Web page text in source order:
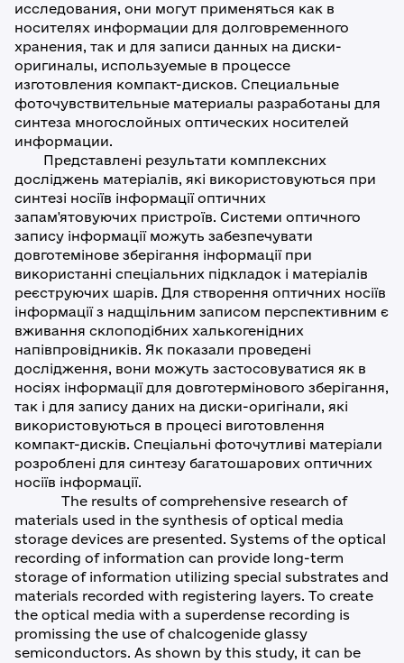
исследования, они могут применяться как в
носителях информации для долговременного
хранения, так и для записи данных на диски-
оригиналы, используемые в процессе
изготовления компакт-дисков. Специальные
фоточувствительные материалы разработаны для
синтеза многослойных оптических носителей
информации.
Представлені результати комплексних
досліджень матеріалів, які використовуються при
синтезі носіїв інформації оптичних
запам'ятовуючих пристроїв. Системи оптичного
запису інформації можуть забезпечувати
довготемінове зберігання інформації при
використанні спеціальних підкладок і матеріалів
реєструючих шарів. Для створення оптичних носіїв
інформації з надщільним записом перспективним є
вживання склоподібних халькогенідних
напівпровідників. Як показали проведені
дослідження, вони можуть застосовуватися як в
носіях інформації для довготермінового зберігання,
так і для запису даних на диски-оригінали, які
використовуються в процесі виготовлення
компакт-дисків. Спеціальні фоточутливі матеріали
розроблені для синтезу багатошарових оптичних
носіїв інформації.
The results of comprehensive research of
materials used in the synthesis of optical media
storage devices are presented. Systems of the optical
recording of information can provide long-term
storage of information utilizing special substrates and
materials recorded with registering layers. To create
the optical media with a superdense recording is
promissing the use of chalcogenide glassy
semiconductors. As shown by this study, it can be